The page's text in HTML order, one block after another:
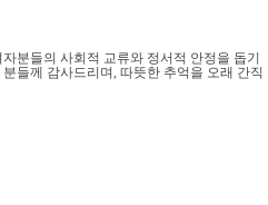
분들의 사회적 교류와 정서적 안정을 돕기
들께 감사드리며, 따뜻한 추억을 오래 간직